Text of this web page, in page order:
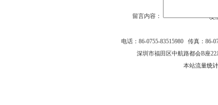
留言内容： 友
电话：86-0755-83515980 传真：86-
深圳市福田区中航路都会B座
本站流量统计